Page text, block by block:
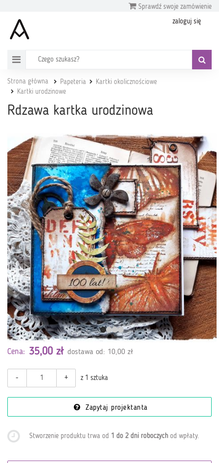
Sprawdź swoje zamówienie
zaloguj się
Strona główna Papeteria
Kartki okolicznościowe
Kartki urodzinowe
Rdzawa kartka urodzinowa
Cena: 35,00 zł dostawa od: 10,00 zł
- + z 1 sztuka
Zapytaj projektanta
Stworzenie produktu trwa od 1 do 2 dni roboczych od wpłaty.